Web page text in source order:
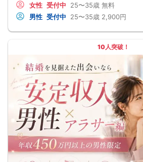
女性 受付中 25〜35歳 無料
男性 受付中 25〜35歳 2,900円
10人突破！